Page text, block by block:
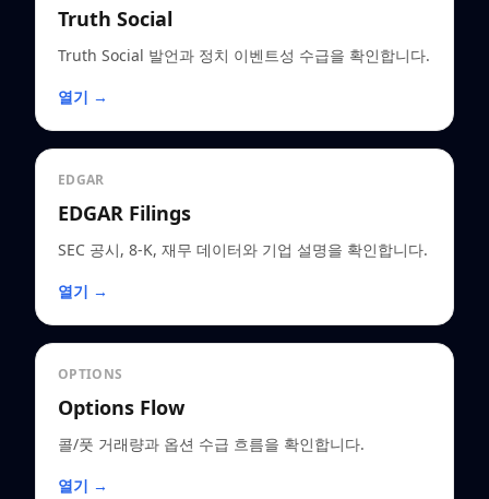
Truth Social
Truth Social 발언과 정치 이벤트성 수급을 확인합니다.
열기 →
EDGAR
EDGAR Filings
SEC 공시, 8-K, 재무 데이터와 기업 설명을 확인합니다.
열기 →
OPTIONS
Options Flow
콜/풋 거래량과 옵션 수급 흐름을 확인합니다.
열기 →